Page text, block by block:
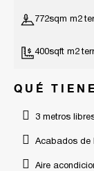
sqm m2
772
sqft m2
400
QUÉ
3 metros
Acabados de
Aire